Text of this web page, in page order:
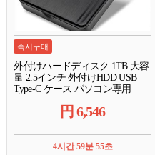
즉시구매
外付けハードディスク 1TB 大容
量 2.5インチ 外付けHDD USB
Type-C ケース パソコン専用
円6,546
4시간 59분 54초